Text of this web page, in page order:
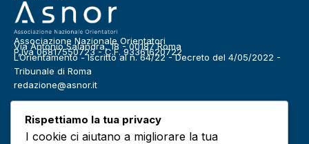
Associazione Nazionale Orientatori
Via Antonio Salandra, 18 - 00187 Roma
P.Iva 06817550723 - C.F. 93361620722
L’Orientamento - Iscritto al n. 64/22 - Decreto del 4/05/2022 -
Tribunale di Roma
redazione@asnor.it
Benessere Community
Rispettiamo la tua privacy
I cookie ci aiutano a migliorare la tua